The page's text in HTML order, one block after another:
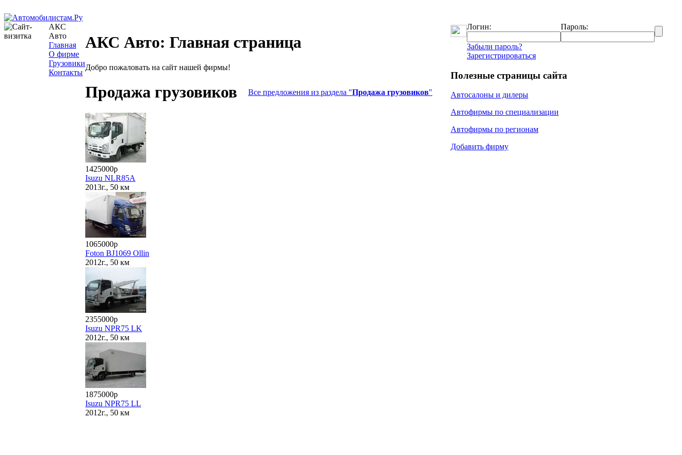
АКС
Авто
Главная
О фирме
Грузовики
Контакты
АКС Авто: Главная страница
Добро пожаловать на сайт нашей фирмы!
Продажа грузовиков Все предложения из раздела "Продажа грузовиков"
1425000р
Isuzu NLR85A
2013г., 50 км
1065000р
Foton BJ1069 Ollin
2012г., 50 км
2355000р
Isuzu NPR75 LK
2012г., 50 км
1875000р
Isuzu NPR75 LL
2012г., 50 км
Логин: Пароль:
Забыли пароль?
Зарегистрироваться
Полезные страницы сайта
Автосалоны и дилеры
Автофирмы по специализации
Автофирмы по регионам
Добавить фирму